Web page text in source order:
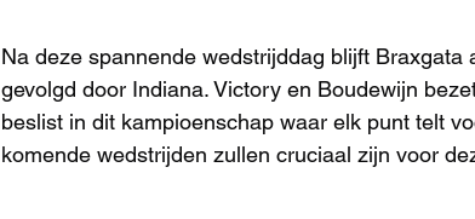
Na deze spannende wedstrijddag blijft
gevolgd door Indiana. Victory en Boudewijn
beslist in dit kampioenschap waar elk punt telt
komende wedstrijden zullen cruciaal zijn voor